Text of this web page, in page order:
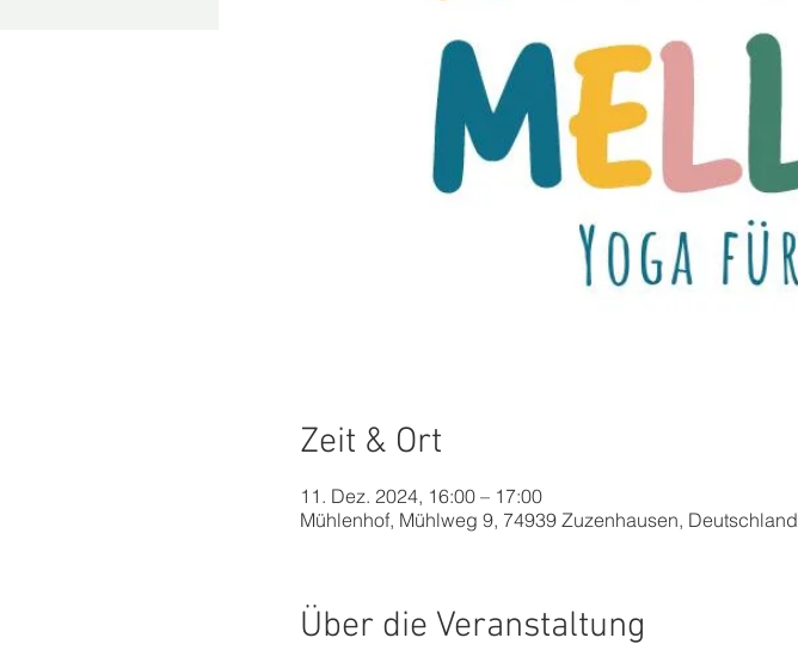
Zeit & Ort
11. Dez. 2024, 16:00 – 17:00
Mühlenhof, Mühlweg 9, 74939 Zuzenhausen, Deutschland
Über die Veranstaltung